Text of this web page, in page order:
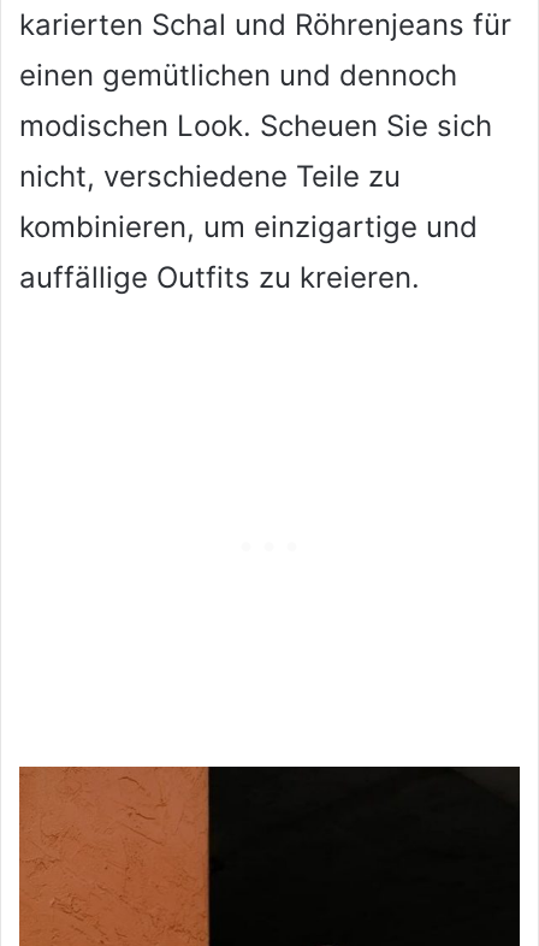
karierten Schal und Röhrenjeans für
einen gemütlichen und dennoch
modischen Look. Scheuen Sie sich
nicht, verschiedene Teile zu
kombinieren, um einzigartige und
auffällige Outfits zu kreieren.